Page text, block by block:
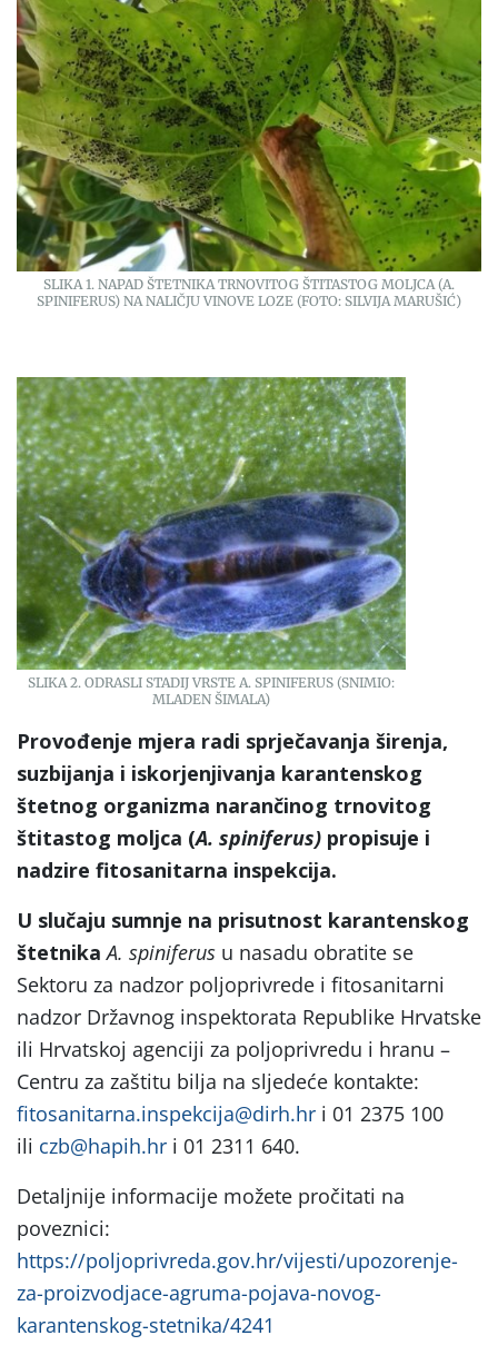
SLIKA 1. NAPAD ŠTETNIKA TRNOVITOG ŠTITASTOG MOLJCA (A.
SPINIFERUS) NA NALIČJU VINOVE LOZE (FOTO: SILVIJA MARUŠIĆ)
SLIKA 2. ODRASLI STADIJ VRSTE A. SPINIFERUS (SNIMIO:
MLADEN ŠIMALA)
Provođenje mjera radi sprječavanja širenja,
suzbijanja i iskorjenjivanja karantenskog
štetnog organizma narančinog trnovitog
štitastog moljca (A. spiniferus) propisuje i
nadzire fitosanitarna inspekcija.
U slučaju sumnje na prisutnost karantenskog
štetnika A. spiniferus u nasadu obratite se
Sektoru za nadzor poljoprivrede i fitosanitarni
nadzor Državnog inspektorata Republike Hrvatske
ili Hrvatskoj agenciji za poljoprivredu i hranu –
Centru za zaštitu bilja na sljedeće kontakte:
fitosanitarna.inspekcija@dirh.hr i 01 2375 100
ili czb@hapih.hr i 01 2311 640.
Detaljnije informacije možete pročitati na
poveznici:
https://poljoprivreda.gov.hr/vijesti/upozorenje-
za-proizvodjace-agruma-pojava-novog-
karantenskog-stetnika/4241